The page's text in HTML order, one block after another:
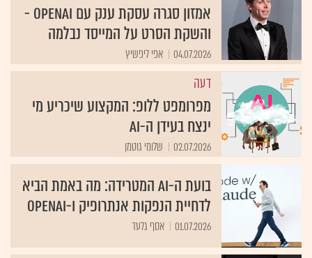
אמזון סגרה עסקת ענק עם openAI -
והשקת הסרט על המייסד נבלמה
04.07.2026 אפי ליפשיץ
דעה
מפרומפט ללופ: המקצוע שיכריע מי
ינצח בעידן ה-AI
02.07.2026 שלומי גוטמן
בועת ה-AI המטרידה: מה באמת הביא
לדחיית הנפקות אנתרופיק ו-OpenAI
01.07.2026 אסף גלעד